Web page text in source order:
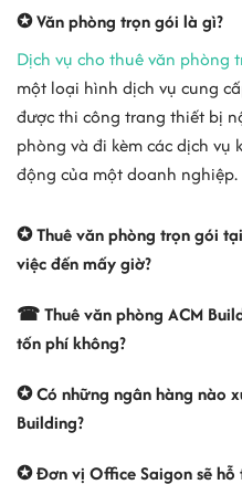
nội thất hiện đại cho khách
Ngay bên dưới toà nhà là trung
khách tiết kiệm khá nhiều thời
làm việc.
Văn phòng trọn gói tại đây có
thống máy lạnh trung tâm, máy
thân thiện chuyên nghiệp. Với
trọn gói quận 3
tại ACM
dẫn không thể bỏ qua dành
vừa thành lập hoặc các tập
3. Những tiện ích và dịch vụ:
+ Công ty sở hữu 1 số điện
+ Lễ tân chuyên nghiệp có thể
+ Trang thiết bị văn phòng máy
✪ Văn phòng trọn gói là gì?
Dịch vụ cho thuê văn phòng
một loại hình dịch vụ cung
được thi công trang thiết bị
phòng và đi kèm các dịch vụ
động của một doanh nghiệp.
✪ Thuê văn phòng trọn gói
việc đến mấy giờ?
☎ Thuê văn phòng ACM
tốn phí không?
✪ Có những ngân hàng nào
Building?
✪ Đơn vị Office Saigon sẽ